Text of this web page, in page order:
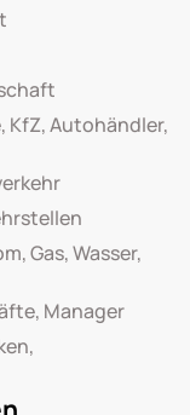
Autohändler,
Gas, Wasser,
Manager